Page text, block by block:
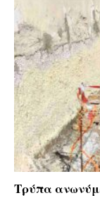
Τρύπα